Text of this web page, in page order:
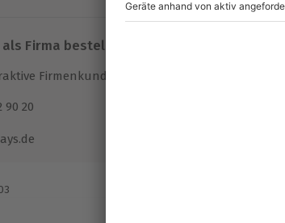
Firma bestellen?
Firmenkunden Vorteile.
90 20